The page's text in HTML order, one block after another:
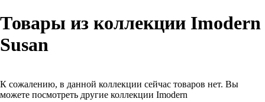
Товары из коллекции Imodern
Susan
К сожалению, в данной коллекции сейчас товаров нет. Вы
можете посмотреть другие коллекции Imodern